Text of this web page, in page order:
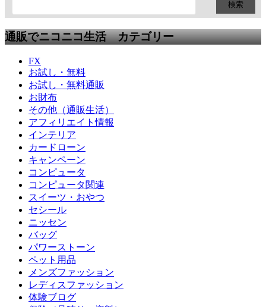
通販でニコニコ生活 カテゴリー
FX
お試し・無料
お試し・無料通販
お財布
その他（通販生活）
アフィリエイト情報
インテリア
カードローン
キャンペーン
コンピュータ
コンピュータ関連
スイーツ・おやつ
セシール
ニッセン
バッグ
パワーストーン
ペット用品
メンズファッション
レディスファッション
体験ブログ